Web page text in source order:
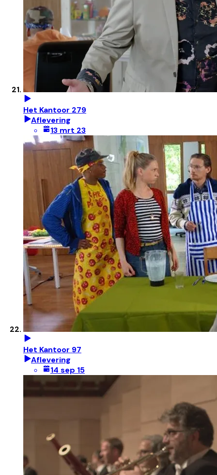
Het Kantoor 279
Aflevering
13 mrt 23
Het Kantoor 97
Aflevering
14 sep 15